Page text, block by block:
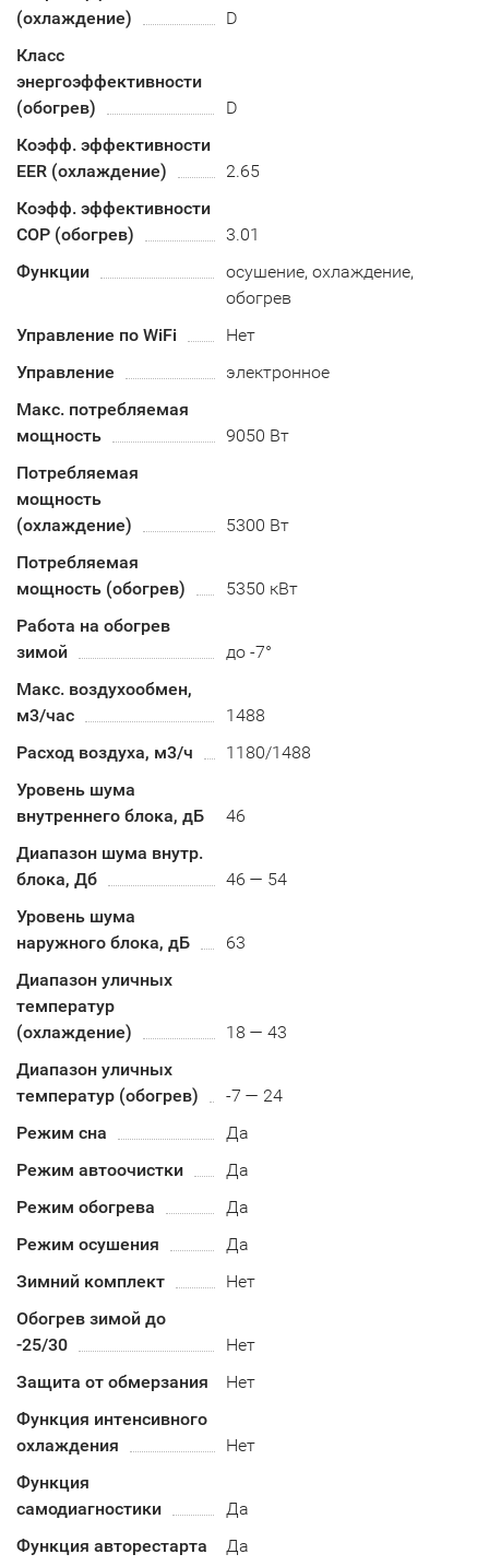
(охлаждение)
D
Класс
энергоэффективности
(обогрев)
D
Коэфф. эффективности
EER (охлаждение)
2.65
Коэфф. эффективности
COP (обогрев)
3.01
Функции
осушение, охлаждение,
обогрев
Управление по WiFi
Нет
Управление
электронное
Макс. потребляемая
мощность
9050 Вт
Потребляемая
мощность
(охлаждение)
5300 Вт
Потребляемая
мощность (обогрев)
5350 кВт
Работа на обогрев
зимой
до -7°
Макс. воздухообмен,
м3/час
1488
Расход воздуха, м3/ч
1180/1488
Уровень шума
внутреннего блока, дБ
46
Диапазон шума внутр.
блока, Дб
46 — 54
Уровень шума
наружного блока, дБ
63
Диапазон уличных
температур
(охлаждение)
18 — 43
Диапазон уличных
температур (обогрев)
-7 — 24
Режим сна
Да
Режим автоочистки
Да
Режим обогрева
Да
Режим осушения
Да
Зимний комплект
Нет
Обогрев зимой до
-25/30
Нет
Защита от обмерзания
Нет
Функция интенсивного
охлаждения
Нет
Функция
самодиагностики
Да
Функция авторестарта
Да